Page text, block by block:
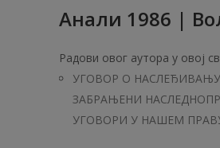
Анaли 1986 |
Радови овог аутора у овој
УГОВОР О
ЗАБРАЊЕНИ
УГОВОРИ У НАШЕМ